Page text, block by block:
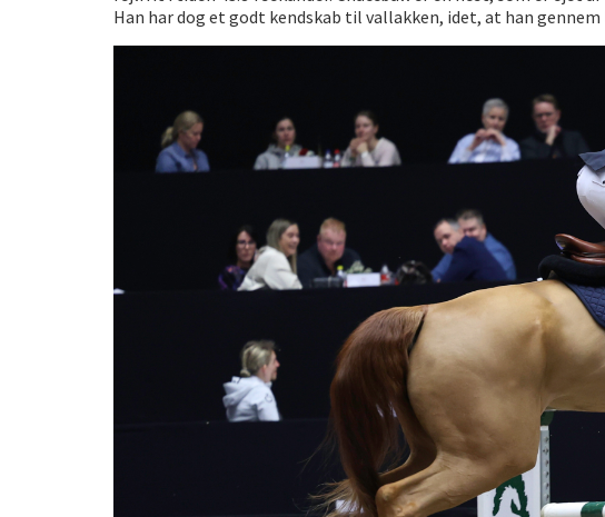
Han har dog et godt kendskab til vallakken, idet, at han